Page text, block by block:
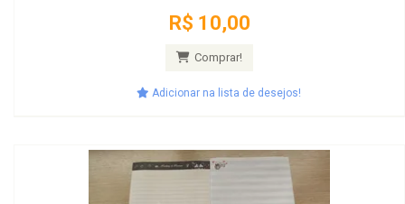
R$ 10,00
Comprar!
Adicionar na lista de desejos!